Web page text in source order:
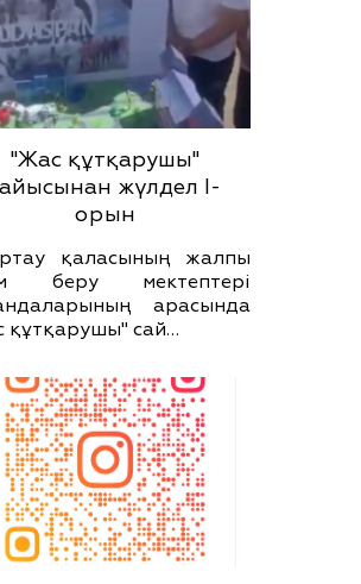
"Жас құтқарушы"
жүлдел І-
орын
қаласының жалпы
беру мектептері
арасында
құтқарушы" сай…